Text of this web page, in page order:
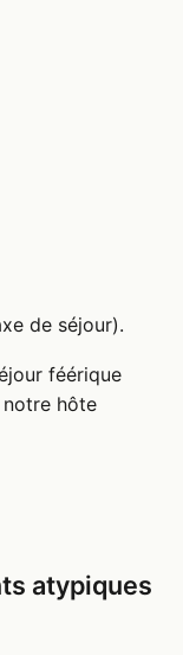
de séjour).
féérique
hôte
atypiques